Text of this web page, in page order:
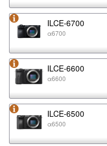
ILCE-6700
α6700
ILCE-6600
α6600
ILCE-6500
α6500